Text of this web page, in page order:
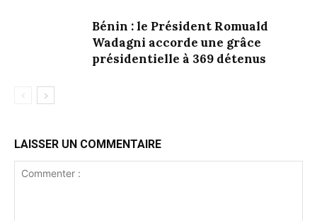
Bénin : le Président Romuald
Wadagni accorde une grâce
présidentielle à 369 détenus
LAISSER UN COMMENTAIRE